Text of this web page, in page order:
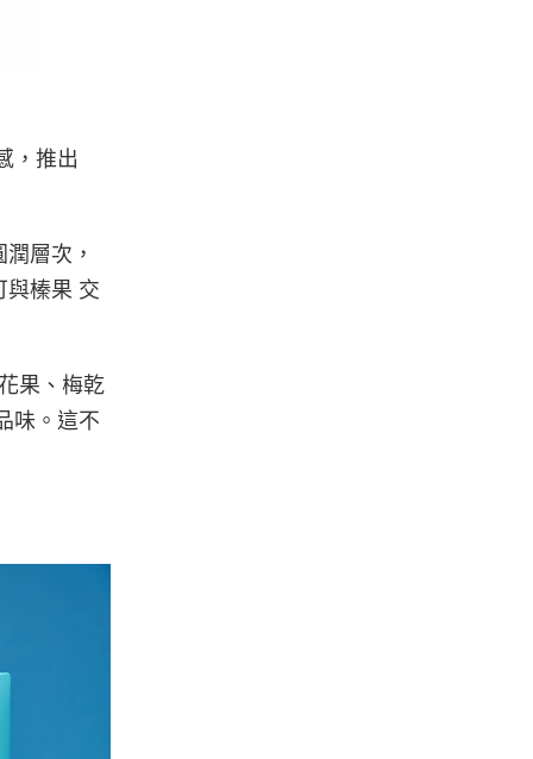
，推出
層次，
與榛果 交
果、梅乾
味。這不